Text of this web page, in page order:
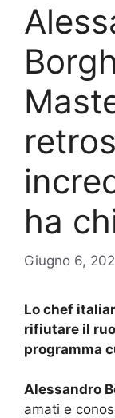
ha
Giugno 6,
Lo chef
rifiutare il
programma
Alessandro
amati e